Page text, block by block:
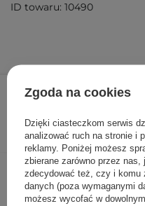
79,00 zł
ID towaru: 10490
Inni klienci
Zgoda na cookies
Dzięki ciasteczkom serwis
analizować ruch na stronie i
reklamy. Poniżej możesz
zbierane zarówno przez
zdecydować też, czy i komu
danych (poza wymaganymi
możesz wycofać w